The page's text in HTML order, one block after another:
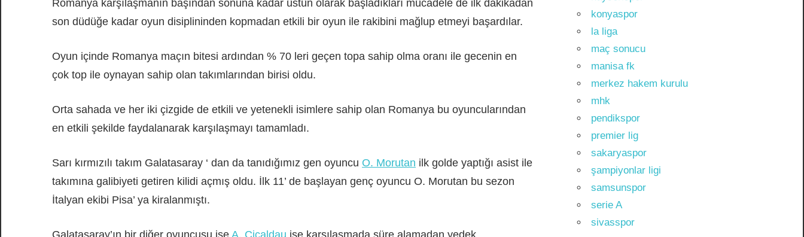
Romanya karşılaşmanın başından sonuna kadar üstün olarak başladıkları mücadele de ilk dakikadan
son düdüğe kadar oyun disiplininden kopmadan etkili bir oyun ile rakibini mağlup etmeyi başardılar.
Oyun içinde Romanya maçın bitesi ardından % 70 leri geçen topa sahip olma oranı ile gecenin en
çok top ile oynayan sahip olan takımlarından birisi oldu.
Orta sahada ve her iki çizgide de etkili ve yetenekli isimlere sahip olan Romanya bu oyuncularından
en etkili şekilde faydalanarak karşılaşmayı tamamladı.
Sarı kırmızılı takım Galatasaray ‘ dan da tanıdığımız gen oyuncu O. Morutan ilk golde yaptığı asist ile
takımına galibiyeti getiren kilidi açmış oldu. İlk 11’ de başlayan genç oyuncu O. Morutan bu sezon
İtalyan ekibi Pisa’ ya kiralanmıştı.
konyaspor
la liga
maç sonucu
manisa fk
merkez hakem kurulu
mhk
pendikspor
premier lig
sakaryaspor
şampiyonlar ligi
samsunspor
serie A
sivasspor